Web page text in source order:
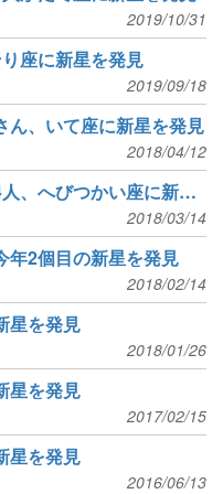
2019/10/31
座に新星を発見
2019/09/18
ん、いて座に新星を発見
2018/04/12
西山さん椛島さんたち4人、へびつかい座に新星を発見
2018/03/14
年2個目の新星を発見
2018/02/14
星を発見
2018/01/26
星を発見
2017/02/15
星を発見
2016/06/13